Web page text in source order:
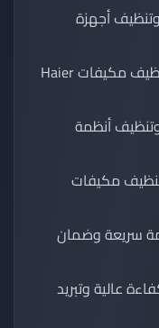
أجهزة
صيانة تكييف هاير بالكويت إصلاح وتنظيف مكيفات Haier
أنظمة
مكيفات
سريعة وضمان
عالية وتبريد